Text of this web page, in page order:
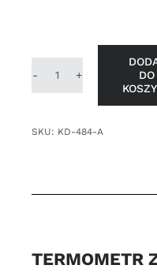
TERMOMETR
15
pieca
stopni
DO
SKU: KD-484-A
TERMOMETR